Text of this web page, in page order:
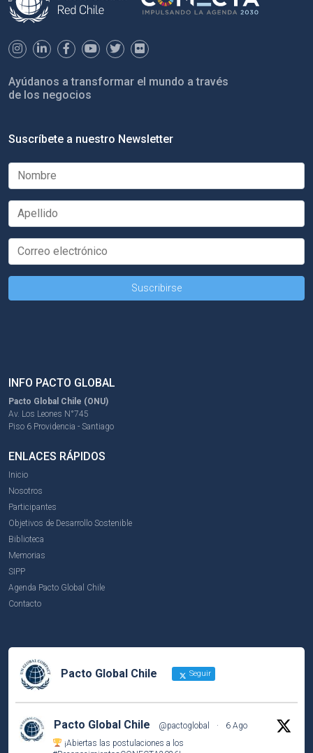
Ayúdanos a transformar el mundo a través
de los negocios
Suscríbete a nuestro Newsletter
INFO PACTO GLOBAL
Pacto Global Chile (ONU)
Av. Los Leones N°745
Piso 6 Providencia - Santiago
ENLACES RÁPIDOS
Inicio
Nosotros
Participantes
Objetivos de Desarrollo Sostenible
Biblioteca
Memorias
SIPP
Agenda Pacto Global Chile
Contacto
Pacto Global Chile Seguir
Pacto Global Chile @pactoglobal ·
6 Ago
¡Abiertas las postulaciones a los